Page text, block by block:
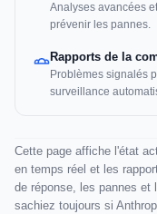
Analyses avancées
prévenir les pannes.
Rapports de la
Problèmes signalés
surveillance
Cette page affiche l'état
en temps réel et les
de réponse, les pannes et
sachiez toujours si